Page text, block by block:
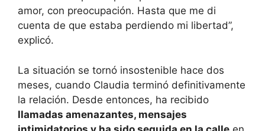
amor, con preocupación. Hasta que me di
cuenta de que estaba perdiendo mi libertad”,
explicó.
La situación se tornó insostenible hace dos
meses, cuando Claudia terminó definitivamente
la relación. Desde entonces, ha recibido
llamadas amenazantes, mensajes